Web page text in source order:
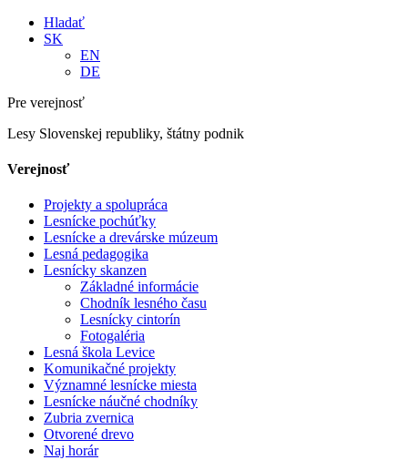
Hladať
SK
EN
DE
Pre verejnosť
Lesy Slovenskej republiky, štátny podnik
Verejnosť
Projekty a spolupráca
Lesnícke pochúťky
Lesnícke a drevárske múzeum
Lesná pedagogika
Lesnícky skanzen
Základné informácie
Chodník lesného času
Lesnícky cintorín
Fotogaléria
Lesná škola Levice
Komunikačné projekty
Významné lesnícke miesta
Lesnícke náučné chodníky
Zubria zvernica
Otvorené drevo
Naj horár